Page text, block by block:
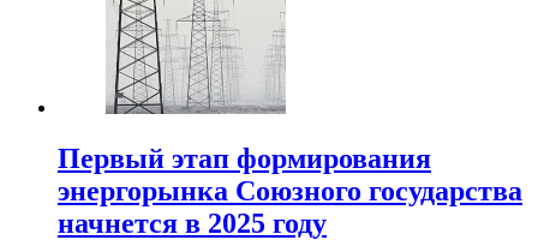
Первый этап формирования
энергорынка Союзного государства
начнется в 2025 году